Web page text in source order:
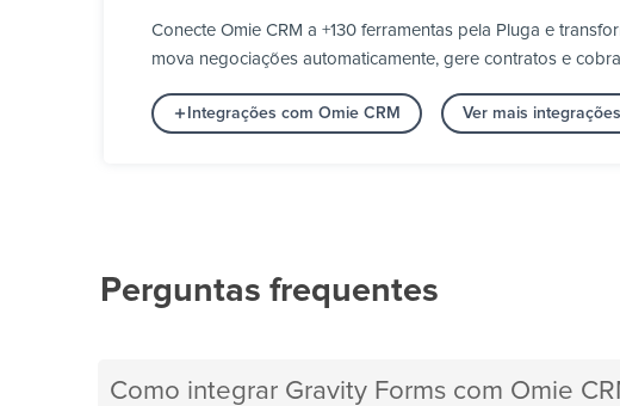
Conecte Omie CRM a +130 ferramentas pela Pluga e
mova negociações automaticamente, gere contratos e
Integrações com Omie CRM Ver mais
Perguntas frequentes
Como integrar Gravity Forms com Omie